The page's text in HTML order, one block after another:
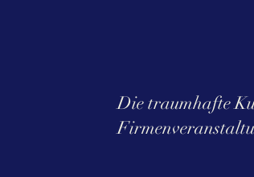
Die traumhafte